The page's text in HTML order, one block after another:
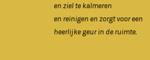
en ziel te kalmeren
en reinigen en zorgt voor een
heerlijke geur in de ruimte.